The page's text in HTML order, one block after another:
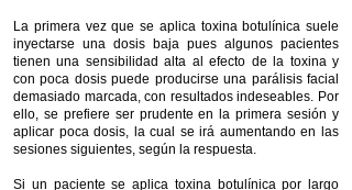
La primera vez que se aplica toxina botulínica suele
inyectarse una dosis baja pues algunos pacientes
tienen una sensibilidad alta al efecto de la toxina y
con poca dosis puede producirse una parálisis facial
demasiado marcada, con resultados indeseables. Por
ello, se prefiere ser prudente en la primera sesión y
aplicar poca dosis, la cual se irá aumentando en las
sesiones siguientes, según la respuesta.
Si un paciente se aplica toxina botulínica por largo